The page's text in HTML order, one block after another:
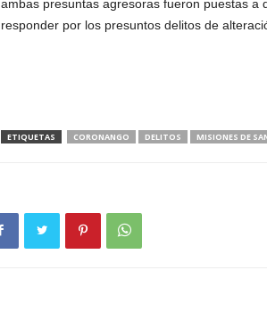
ambas presuntas agresoras fueron puestas a
responder por los presuntos delitos de
ETIQUETAS CORONANGO DELITOS MISIONES DE